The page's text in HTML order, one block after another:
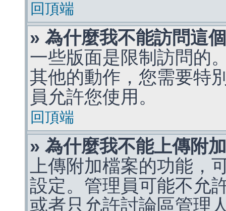
回頂端
» 為什麼我不能訪問這
一些版面是限制訪問的
其他的動作，您需要特
員允許您使用。
回頂端
» 為什麼我不能上傳附
上傳附加檔案的功能，
設定。管理員可能不允
或者只允許討論區管理